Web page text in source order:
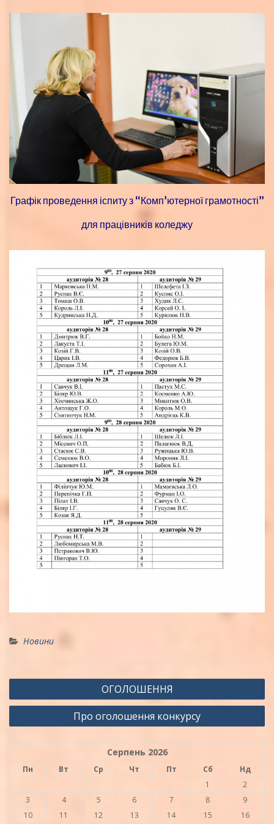
Графік проведення іспиту з “Комп’ютерної грамотності”
для працівників коледжу
Новини
Навігація
записів
ОГОЛОШЕННЯ
Про оголошення конкурсу
Серпень 2026
Пн Вт Ср Чт Пт Сб
Нд
1
2
3
4 5 6 7 8
9
10
11 12 13 14 15 16